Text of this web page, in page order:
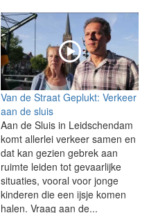
Van de Straat Geplukt: Verkeer
aan de sluis
Aan de Sluis in Leidschendam
komt allerlei verkeer samen en
dat kan gezien gebrek aan
ruimte leiden tot gevaarlijke
situaties, vooral voor jonge
kinderen die een ijsje komen
halen. Vraag aan de...